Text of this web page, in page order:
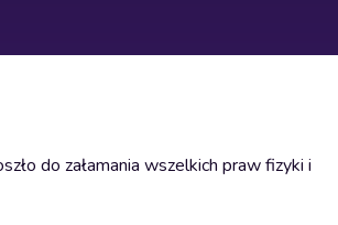
do załamania wszelkich praw fizyki i